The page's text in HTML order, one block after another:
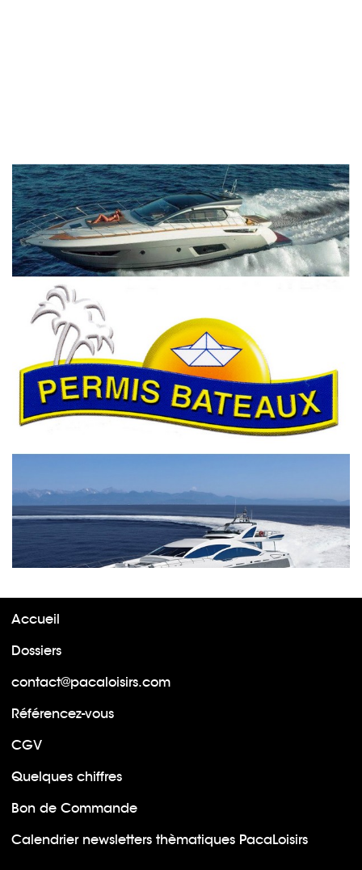
Accueil
Dossiers
contact@pacaloisirs.com
Référencez-vous
CGV
Quelques chiffres
Bon de Commande
Calendrier newsletters thèmatiques PacaLoisirs